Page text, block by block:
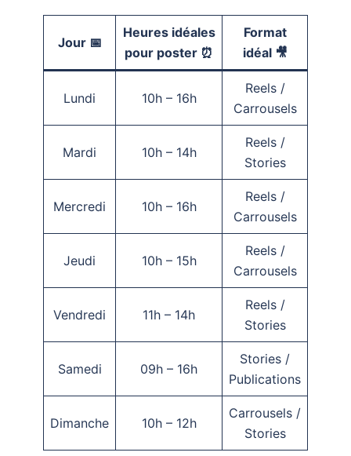
Jour 📅
Heures idéales
pour poster ⏰
Format
idéal 🎥
Lundi 10h – 16h
Reels /
Carrousels
Mardi 10h – 14h
Reels /
Stories
Mercredi 10h – 16h
Reels /
Carrousels
Jeudi 10h – 15h
Reels /
Carrousels
Vendredi 11h – 14h
Reels /
Stories
Samedi 09h – 16h
Stories /
Publications
Dimanche 10h – 12h
Carrousels /
Stories